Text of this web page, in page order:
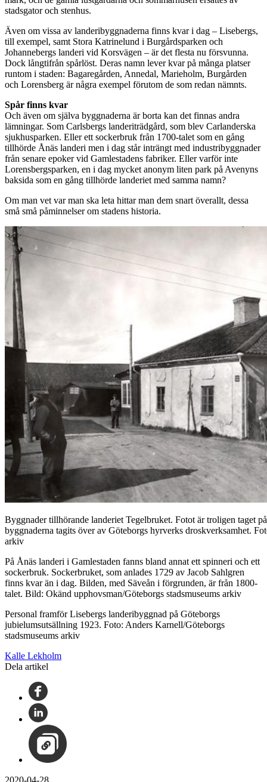
stadsgator och stenhus.
Även om vissa av landeribyggnaderna finns kvar i dag – Lisebergs,
till exempel, samt Stora Katrinelund i Burgårdsparken och
Johannebergs landeri vid Korsvägen – är det flesta nu försvunna.
Dock långtifrån spårlöst. Deras namn lever kvar på många platser
runtom i staden: Bagaregården, Annedal, Marieholm, Burgården
och Lorensberg är några exempel förutom de som redan nämnts.
Spår finns kvar
Och även om själva byggnaderna är borta kan det finnas andra
lämningar. Som Carlsbergs landeriträdgård, som blev Carlanderska
sjukhusparken. Eller ett sockerbruk från 1700-talet som en gång
tillhörde Ånäs landeri men i dag står inträngt med industribyggnader
från senare epoker vid Gamlestadens fabriker. Eller varför inte
Lorensbergsparken, en i dag mycket anonym liten park på Avenyns
baksida som en gång tillhörde landeriet med samma namn?
Om man vet var man ska leta hittar man dem snart överallt, dessa
små små påminnelser om stadens historia.
Byggnader tillhörande landeriet Tegelbruket. Fotot är troligen taget
byggnaderna tagits över av Göteborgs hyrverks droskverksamhet.
arkiv
På Ånäs landeri i Gamlestaden fanns bland annat ett spinneri och ett
sockerbruk. Sockerbruket, som anlades 1729 av Jacob Sahlgren
finns kvar än i dag. Bilden, med Säveån i förgrunden, är från 1800-
talet. Bild: Okänd upphovsman/Göteborgs stadsmuseums arkiv
Personal framför Lisebergs landeribyggnad på Göteborgs
jubielumsutsällning 1923. Foto: Anders Karnell/Göteborgs
stadsmuseums arkiv
Kalle Lekholm
Dela artikel
2020-04-28